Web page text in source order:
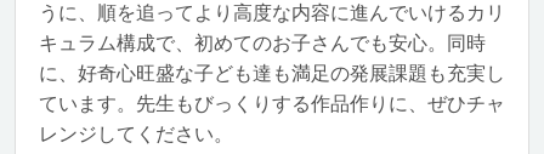
うに、順を追ってより高度な内容に進んでいけるカリ
キュラム構成で、初めてのお子さんでも安心。同時
に、好奇心旺盛な子ども達も満足の発展課題も充実し
ています。先生もびっくりする作品作りに、ぜひチャ
レンジしてください。